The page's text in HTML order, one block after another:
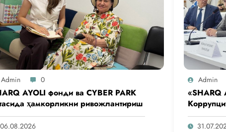
Admin 0
AYOLI фонди ва CYBER PARK
ҳамкорликни ривожлантириш
06.08.2026
Admin
«SHARQ